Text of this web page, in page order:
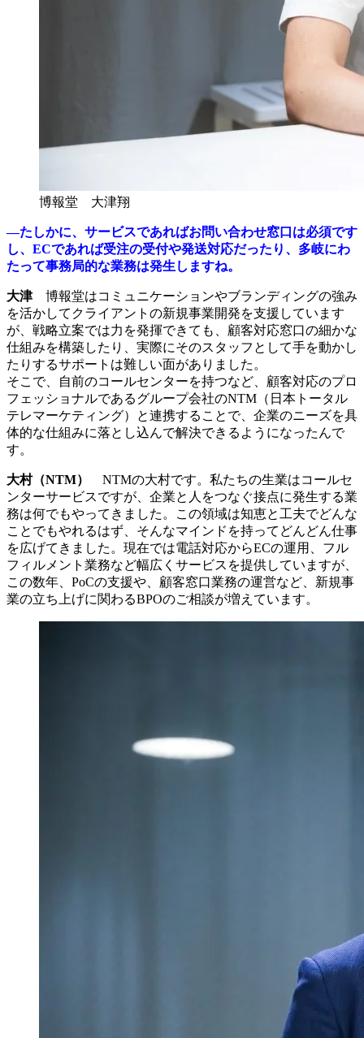
博報堂 大津翔
―たしかに、サービスであればお問い合わせ窓口は必須です
し、ECであれば受注の受付や発送対応だったり、多岐にわ
たって事務局的な業務は発生しますね。
大津博報堂はコミュニケーションやブランディングの強み
を活かしてクライアントの新規事業開発を支援しています
が、戦略立案では力を発揮できても、顧客対応窓口の細かな
仕組みを構築したり、実際にそのスタッフとして手を動かし
たりするサポートは難しい面がありました。
そこで、自前のコールセンターを持つなど、顧客対応のプロ
フェッショナルであるグループ会社のNTM（日本トータル
テレマーケティング）と連携することで、企業のニーズを具
体的な仕組みに落とし込んで解決できるようになったんで
す。
大村（NTM）
NTMの大村です。私たちの生業はコールセ
ンターサービスですが、企業と人をつなぐ接点に発生する業
務は何でもやってきました。この領域は知恵と工夫でどんな
ことでもやれるはず、そんなマインドを持ってどんどん仕事
を広げてきました。現在では電話対応からECの運用、フル
フィルメント業務など幅広くサービスを提供していますが、
この数年、PoCの支援や、顧客窓口業務の運営など、新規事
業の立ち上げに関わるBPOのご相談が増えています。